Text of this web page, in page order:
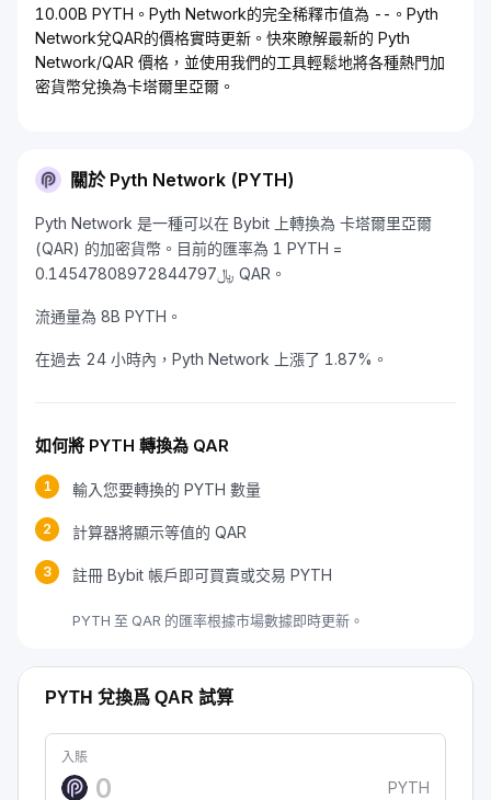
10.00B PYTH。Pyth Network的完全稀釋市值為 --。Pyth
Network兌QAR的價格實時更新。快來瞭解最新的 Pyth
Network/QAR 價格，並使用我們的工具輕鬆地將各種熱門加
密貨幣兌換為卡塔爾里亞爾。
關於 Pyth Network (PYTH)
Pyth Network 是一種可以在 Bybit 上轉換為 卡塔爾里亞爾
(QAR) 的加密貨幣。目前的匯率為 1 PYTH =
﷼0.14547808972844797 QAR。
流通量為 8B PYTH。
在過去 24 小時內，Pyth Network 上漲了 1.87%。
如何將 PYTH 轉換為 QAR
1 輸入您要轉換的 PYTH 數量
2 計算器將顯示等值的 QAR
3 註冊 Bybit 帳戶即可買賣或交易 PYTH
PYTH 至 QAR 的匯率根據市場數據即時更新。
PYTH 兌換爲 QAR 試算
入賬
PYTH